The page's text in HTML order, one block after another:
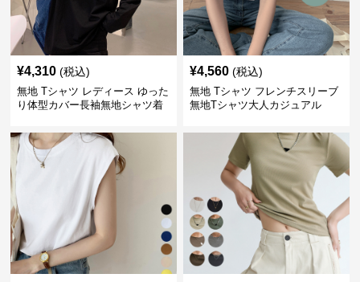
¥4,310 (税込)
無地 Tシャツ レディース ゆった
り体型カバー長袖無地シャツ着
¥4,560 (税込)
無地 Tシャツ フレンチスリーブ
無地Tシャツ大人カジュアル